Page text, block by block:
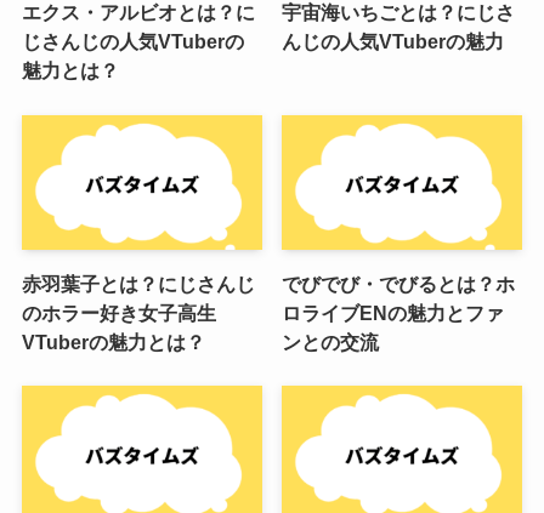
エクス・アルビオとは？に
じさんじの人気VTuberの
魅力とは？
宇宙海いちごとは？にじさ
んじの人気VTuberの魅力
赤羽葉子とは？にじさんじ
のホラー好き女子高生
VTuberの魅力とは？
でびでび・でびるとは？ホ
ロライブENの魅力とファ
ンとの交流